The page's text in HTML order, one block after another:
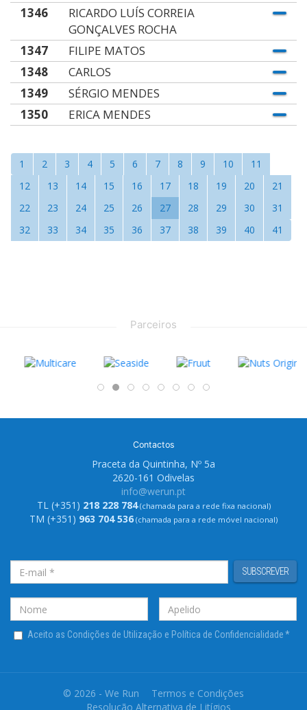
1346
RICARDO LUÍS CORREIA
GONÇALVES ROCHA
1347
FILIPE MATOS
1348
CARLOS
1349
SÉRGIO MENDES
1350
ERICA MENDES
1 2 3 4 5 6 7 8 9 10
11
12
13 14 15 16 17 18 19 20
21
22
23 24 25 26 27 28 29 30
31
32
33 34 35 36 37 38 39 40 41
Parceiros
Contactos
Praceta da Quintinha, Nº 5a
2620-161 Odivelas
info@werun.pt
TL (+351) 218 228 784(chamada para a rede fixa nacional)
TM (+351) 963 704 536 (chamada para a rede móvel nacional)
SUBSCREVER
Aceito as Condições de Utilização e Política de Confidencialidade*
© 2026 - We Run
Termos e Condições
Resolução Alternativa de Litígios